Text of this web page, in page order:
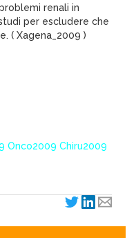
renali in
per escludere che
( Xagena_2009 )
Onco2009 Chiru2009